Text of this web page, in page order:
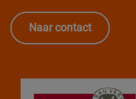
Naar contact